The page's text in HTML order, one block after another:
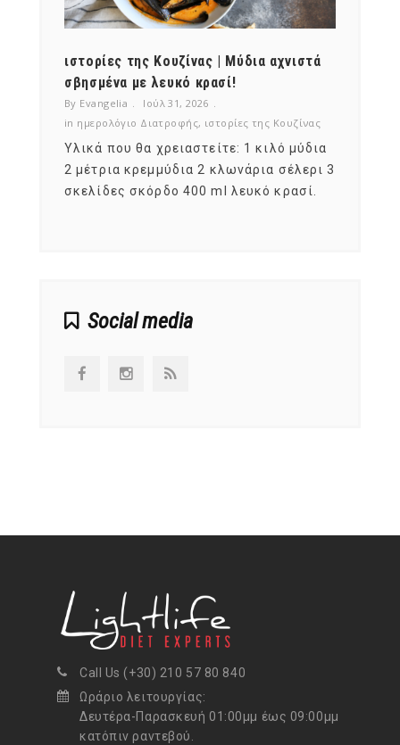
ιστορίες της Κουζίνας | Μύδια αχνιστά
σβησμένα με λευκό κρασί!
By Evangelia
Ιούλ 31, 2026
in ημερολόγιο Διατροφής, ιστορίες της Κουζίνας
Υλικά που θα χρειαστείτε: 1 κιλό μύδια
2 μέτρια κρεμμύδια 2 κλωνάρια σέλερι 3
σκελίδες σκόρδο 400 ml λευκό κρασί.
Social media
Call Us (+30) 210 57 80 840
Ωράριο λειτουργίας:
Δευτέρα-Παρασκευή 01:00μμ έως 09:00μμ
κατόπιν ραντεβού.